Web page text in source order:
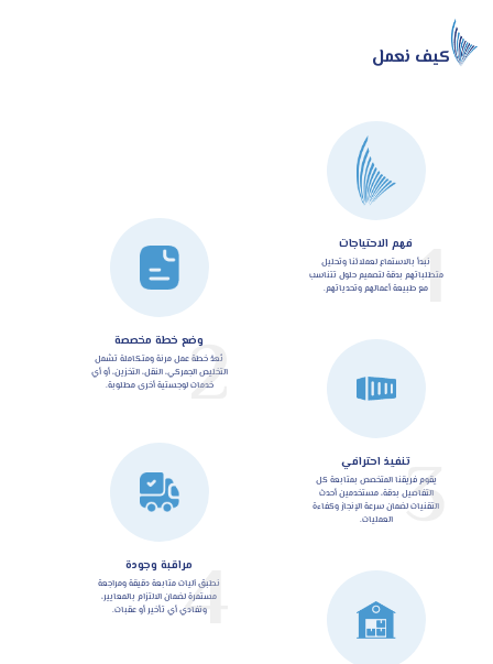
كيف نعمل
1 فهم الاحتياجات
نبدأ بالاستماع لعملائنا وتحليل
متطلباتهم بدقة لتصميم حلول تتناسب
مع طبيعة أعمالهم وتحدياتهم.
2وضع خطة مخصصة
نُعدّ خطة عمل مرنة ومتكاملة تشمل
التخليص الجمركي، النقل، التخزين، أو أي
خدمات لوجستية أخرى مطلوبة.
3تنفيذ احترافي
يقوم فريقنا المتخصص بمتابعة كل
التفاصيل بدقة، مستخدمين أحدث
التقنيات لضمان سرعة الإنجاز وكفاءة
العمليات.
4مراقبة وجودة
نطبق آليات متابعة دقيقة ومراجعة
مستمرة لضمان الالتزام بالمعايير،
وتفادي أي تأخير أو عقبات.